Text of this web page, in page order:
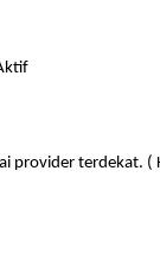
provider terdekat.